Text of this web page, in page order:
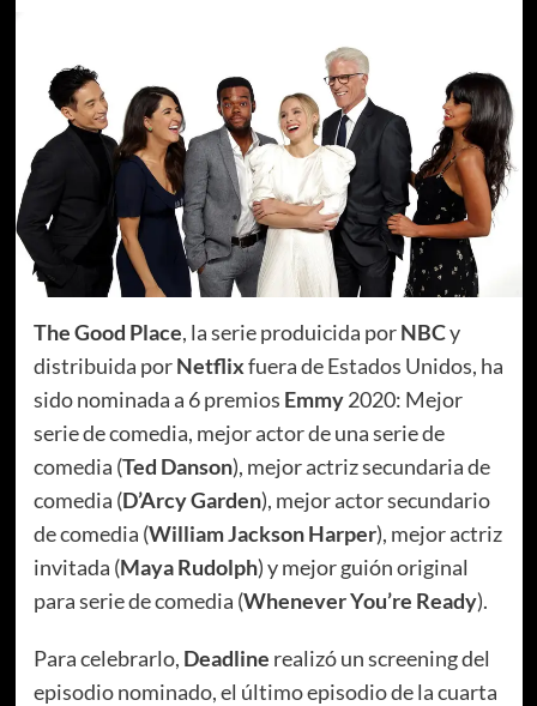
The Good Place, la serie produicida porNBCy
distribuida porNetflixfuera de Estados Unidos, ha
sido nominada a 6 premios Emmy2020: Mejor
serie de comedia, mejor actor de una serie de
comedia (Ted Danson), mejor actriz secundaria de
comedia (D’Arcy Garden), mejor actor secundario
de comedia (William Jackson Harper), mejor actriz
invitada (Maya Rudolph) y mejor guión original
para serie de comedia (Whenever You’re Ready).
Para celebrarlo, Deadline realizó un screening del
episodio nominado, el último episodio de la cuarta